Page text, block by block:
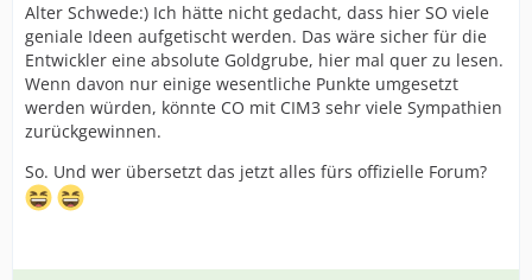
Alter Schwede:) Ich hätte nicht gedacht, dass hier SO viele
geniale Ideen aufgetischt werden. Das wäre sicher für die
Entwickler eine absolute Goldgrube, hier mal quer zu lesen.
Wenn davon nur einige wesentliche Punkte umgesetzt
werden würden, könnte CO mit CIM3 sehr viele Sympathien
zurückgewinnen.
So. Und wer übersetzt das jetzt alles fürs offizielle Forum?